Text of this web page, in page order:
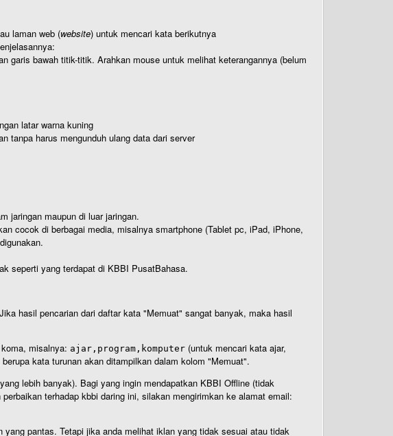
laman web (website) untuk mencari kata berikutnya
garis bawah titik-titik. Arahkan mouse untuk melihat keterangannya (belum
latar warna kuning
tanpa harus mengunduh ulang data dari server
jaringan maupun di luar jaringan.
cocok di berbagai media, misalnya smartphone (Tablet pc, iPad, iPhone,
seperti yang terdapat di KBBI PusatBahasa.
hasil pencarian dari daftar kata "Memuat" sangat banyak, maka hasil
misalnya: ajar,program,komputer (untuk mencari kata ajar,
kata turunan akan ditampilkan dalam kolom "Memuat".
lebih banyak). Bagi yang ingin mendapatkan KBBI Offline (tidak
terhadap kbbi daring ini, silakan mengirimkan ke alamat email:
pantas. Tetapi jika anda melihat iklan yang tidak sesuai atau tidak